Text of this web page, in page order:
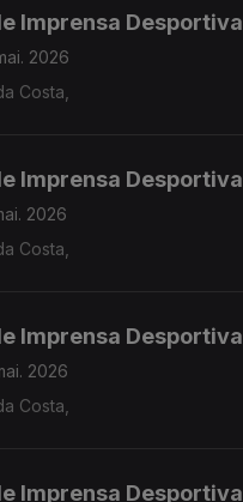
Imprensa Desportiva
2026
Costa,
Imprensa Desportiva
2026
Costa,
Imprensa Desportiva
2026
Costa,
Imprensa Desportiva